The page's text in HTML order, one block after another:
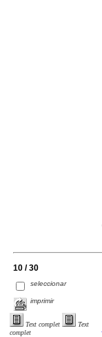
10 / 30
seleccionar
imprimir
Text complet
Text
complet